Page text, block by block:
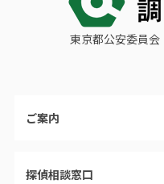
東京都公安委員会
ご案内
探偵相談窓口